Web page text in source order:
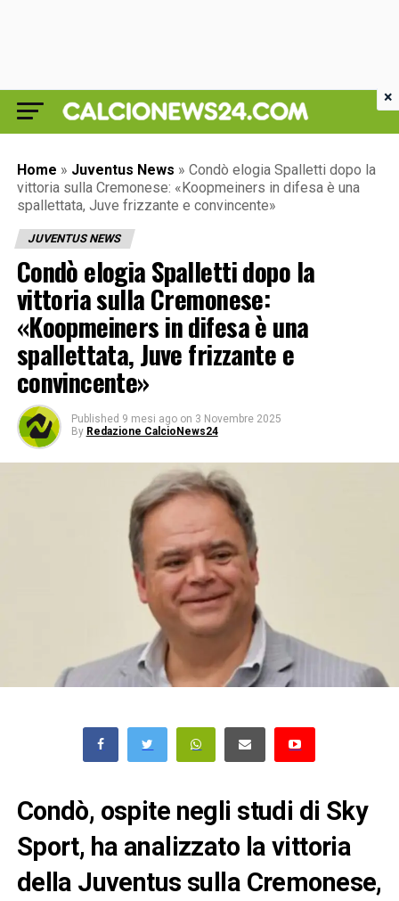
Home » Juventus News » Condò elogia Spalletti dopo la
vittoria sulla Cremonese: «Koopmeiners in difesa è una
spallettata, Juve frizzante e convincente»
JUVENTUS NEWS
Condò elogia Spalletti dopo la
vittoria sulla Cremonese:
«Koopmeiners in difesa è una
spallettata, Juve frizzante e
convincente»
Published 9 mesi ago on 3 Novembre 2025
By Redazione CalcioNews24
Condò, ospite negli studi di Sky
Sport, ha analizzato la vittoria
della Juventus sulla Cremonese,
×